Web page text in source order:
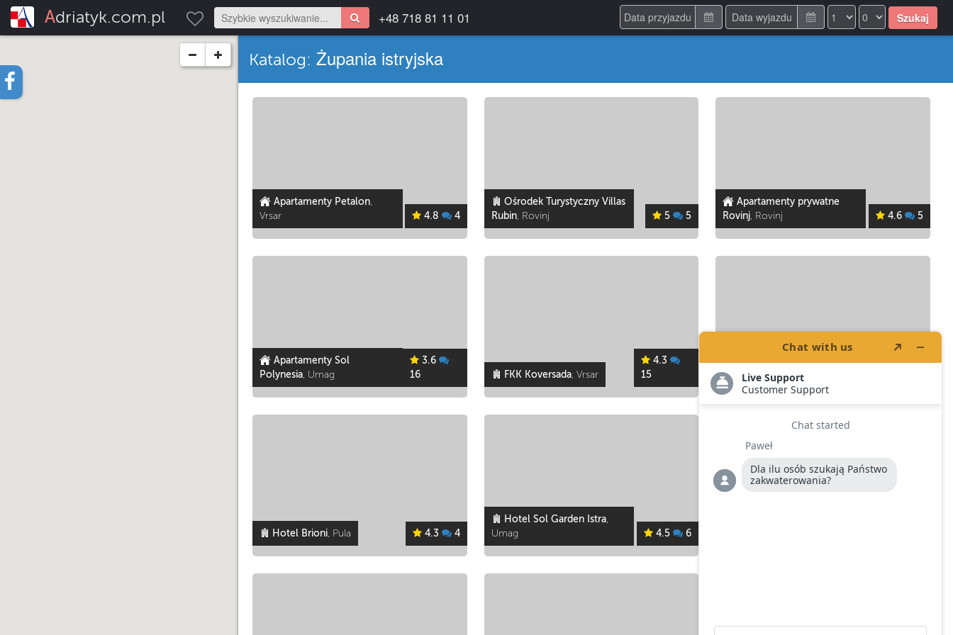
Adriatyk.com.pl +48 718 81 11 01 Szukaj
Katalog: Żupania istryjska
Apartamenty Petalon,
Vrsar
4.8 4
Ośrodek Turystyczny Villas
Rubin, Rovinj 5 5
Apartamenty prywatne
Rovinj, Rovinj 4.6 5
Apartamenty Sol
Polynesia, Umag
3.6
16
FKK Koversada, Vrsar
4.3
15
Hotel Monte Mulini
Hotel Brioni, Pula 4.3 4
Hotel Sol Garden Istra,
Umag
4.5 6